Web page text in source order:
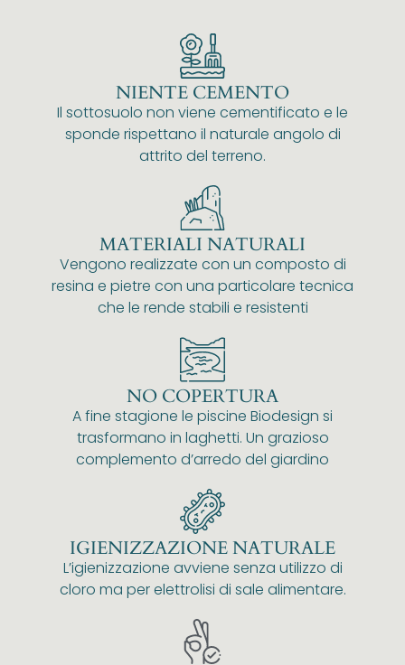
NIENTE CEMENTO
Il sottosuolo non viene cementificato e le
sponde rispettano il naturale angolo di
attrito del terreno.
MATERIALI NATURALI
Vengono realizzate con un composto di
resina e pietre con una particolare tecnica
che le rende stabili e resistenti
NO COPERTURA
A fine stagione le piscine Biodesign si
trasformano in laghetti. Un grazioso
complemento d’arredo del giardino
IGIENIZZAZIONE NATURALE
L’igienizzazione avviene senza utilizzo di
cloro ma per elettrolisi di sale alimentare.